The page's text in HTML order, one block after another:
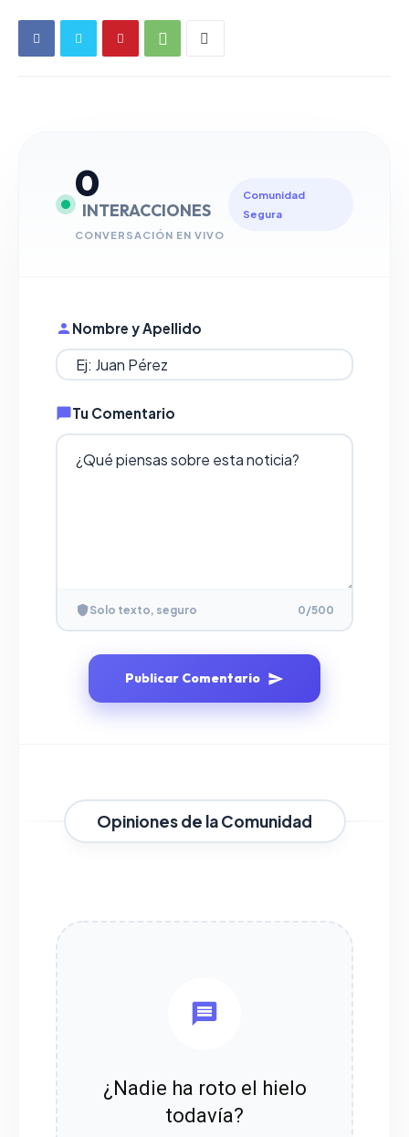
0
INTERACCIONES
CONVERSACIÓN EN VIVO
Comunidad
Segura
Nombre y Apellido
Tu Comentario
Solo texto, seguro 0/500
Publicar Comentario
Opiniones de la Comunidad
¿Nadie ha roto el hielo
todavía?